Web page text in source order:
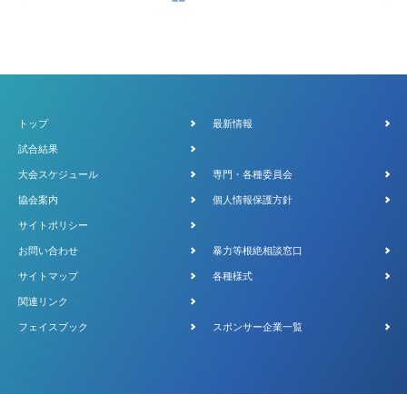
トップ 最新情報
試合結果
大会スケジュール 専門・各種委員会
協会案内 個人情報保護方針
サイトポリシー
お問い合わせ 暴力等根絶相談窓口
サイトマップ 各種様式
関連リンク
フェイスブック スポンサー企業一覧